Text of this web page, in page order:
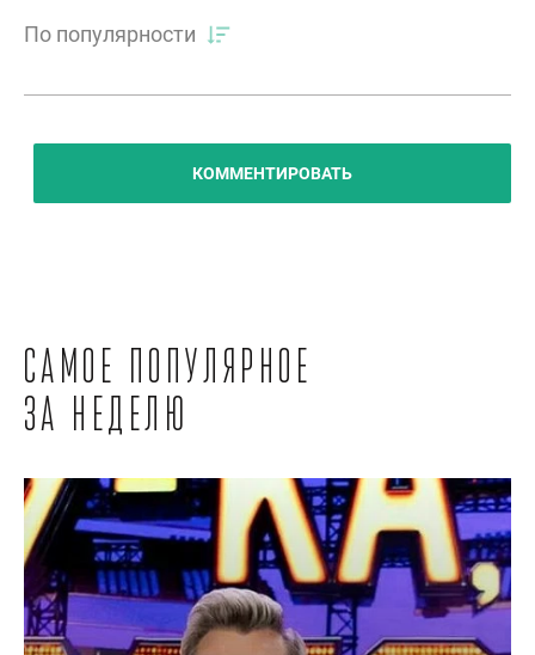
По популярности
КОММЕНТИРОВАТЬ
Самое популярное
за неделю